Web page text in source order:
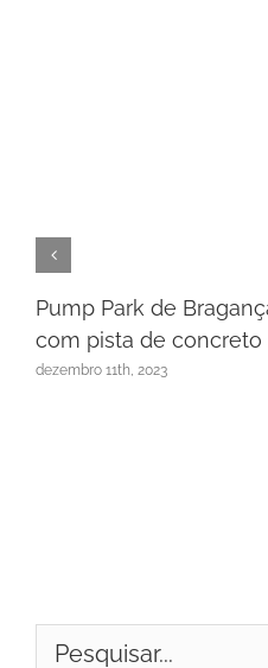
Pump Park de
com pista de
dezembro 11th, 2023
Buscar